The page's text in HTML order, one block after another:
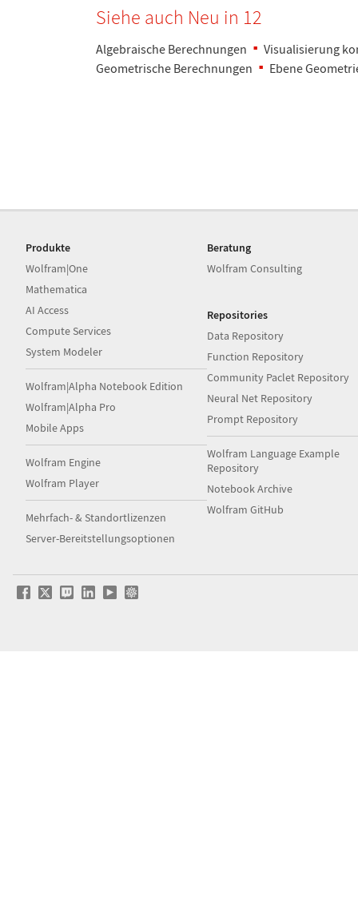
Siehe auch Neu in 12
Algebraische Berechnungen
Visualisierung
Geometrische Berechnungen
Ebene
Produkte
Wolfram|One
Mathematica
AI Access
Compute Services
System Modeler
Wolfram|Alpha Notebook Edition
Wolfram|Alpha Pro
Mobile Apps
Wolfram Engine
Wolfram Player
Mehrfach- & Standortlizenzen
Server-Bereitstellungsoptionen
Beratung
Wolfram Consulting
Repositories
Data Repository
Function Repository
Community Paclet Repository
Neural Net Repository
Prompt Repository
Wolfram Language Example
Repository
Notebook Archive
Wolfram GitHub